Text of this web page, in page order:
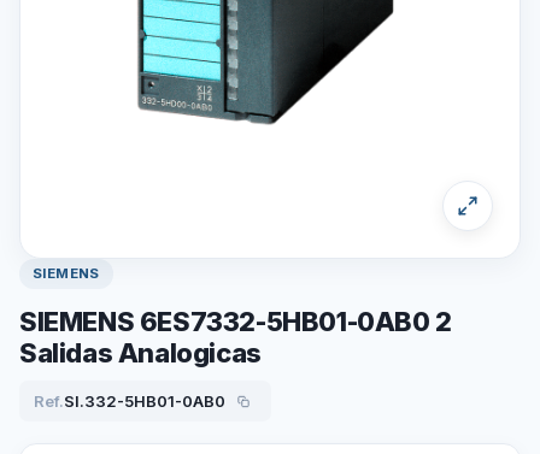
SIEMENS
SIEMENS 6ES7332-5HB01-0AB0 2
Salidas Analogicas
Ref.SI.332-5HB01-0AB0